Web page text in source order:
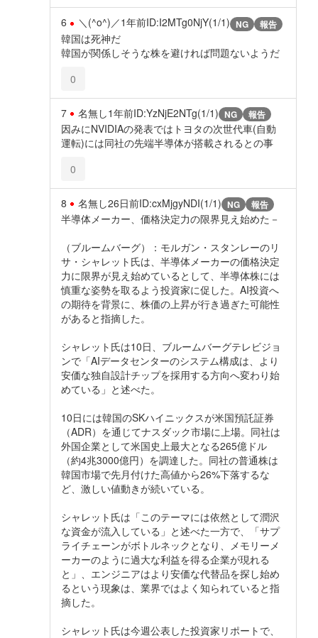
6 ＼(^o^)／1年前ID:I2MTg0NjY(1/1) NG 報告
韓国は死神だ
韓国が関係しそうな株を避ければ問題ないようだ
0
7 名無し1年前ID:YzNjE2NTg(1/1) NG 報告
因みにNVIDIAの発表ではトヨタの次世代車(自動
運転)には同社の先端半導体が搭載されるとの事
0
8 名無し26日前ID:cxMjgyNDI(1/1) NG 報告
半導体メーカー、価格決定力の限界見え始めた－
（ブルームバーグ）：モルガン・スタンレーのリ
サ・シャレット氏は、半導体メーカーの価格決定
力に限界が見え始めているとして、半導体株には
慎重な姿勢を取るよう投資家に促した。AI投資へ
の期待を背景に、株価の上昇が行き過ぎた可能性
があると指摘した。
シャレット氏は10日、ブルームバーグテレビジョ
ンで「AIデータセンターのシステム構成は、より
安価な独自設計チップを採用する方向へ変わり始
めている」と述べた。
10日には韓国のSKハイニックスが米国預託証券
（ADR）を通じてナスダック市場に上場。同社は
外国企業として米国史上最大となる265億ドル
（約4兆3000億円）を調達した。同社の普通株は
韓国市場で先月付けた高値から26%下落するな
ど、激しい値動きが続いている。
シャレット氏は「このテーマには依然として潤沢
な資金が流入している」と述べた一方で、「サプ
ライチェーンがボトルネックとなり、メモリーメ
ーカーのように過大な利益を得る企業が現れる
と」、エンジニアはより安価な代替品を探し始め
るという現象は、業界ではよく知られていると指
摘した。
シャレット氏は今週公表した投資家リポートで、